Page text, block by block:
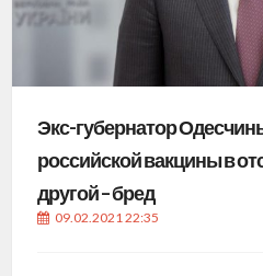
Экс-губернатор
российской вакцины в
другой – бред
09.02.2021 22:35